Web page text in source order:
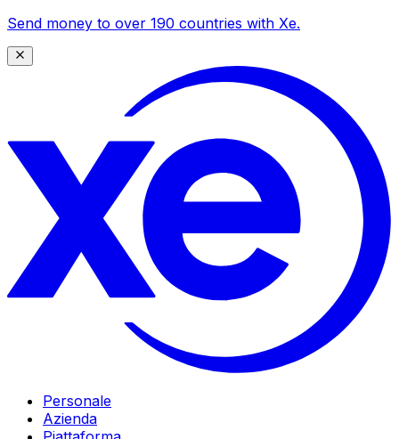
Send money to over 190 countries with Xe.
Personale
Azienda